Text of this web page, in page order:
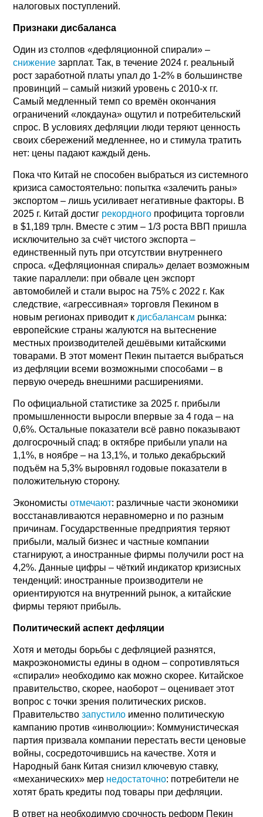
налоговых поступлений.
Признаки дисбаланса
Один из столпов «дефляционной спирали» –
снижение зарплат. Так, в течение 2024 г. реальный
рост заработной платы упал до 1-2% в большинстве
провинций – самый низкий уровень с 2010-х гг.
Самый медленный темп со времён окончания
ограничений «локдауна» ощутил и потребительский
спрос. В условиях дефляции люди теряют ценность
своих сбережений медленнее, но и стимула тратить
нет: цены падают каждый день.
Пока что Китай не способен выбраться из системного
кризиса самостоятельно: попытка «залечить раны»
экспортом – лишь усиливает негативные факторы. В
2025 г. Китай достиг рекордного профицита торговли
в $1,189 трлн. Вместе с этим – 1/3 роста ВВП пришла
исключительно за счёт чистого экспорта –
единственный путь при отсутствии внутреннего
спроса. «Дефляционная спираль» делает возможным
такие параллели: при обвале цен экспорт
автомобилей и стали вырос на 75% с 2022 г. Как
следствие, «агрессивная» торговля Пекином в
новым регионах приводит к дисбалансам рынка:
европейские страны жалуются на вытеснение
местных производителей дешёвыми китайскими
товарами. В этот момент Пекин пытается выбраться
из дефляции всеми возможными способами – в
первую очередь внешними расширениями.
По официальной статистике за 2025 г. прибыли
промышленности выросли впервые за 4 года – на
0,6%. Остальные показатели всё равно показывают
долгосрочный спад: в октябре прибыли упали на
1,1%, в ноябре – на 13,1%, и только декабрьский
подъём на 5,3% выровнял годовые показатели в
положительную сторону.
Экономистыотмечают: различные части экономики
восстанавливаются неравномерно и по разным
причинам. Государственные предприятия теряют
прибыли, малый бизнес и частные компании
стагнируют, а иностранные фирмы получили рост на
4,2%. Данные цифры – чёткий индикатор кризисных
тенденций: иностранные производители не
ориентируются на внутренний рынок, а китайские
фирмы теряют прибыль.
Политический аспект дефляции
Хотя и методы борьбы с дефляцией разнятся,
макроэкономисты едины в одном – сопротивляться
«спирали» необходимо как можно скорее. Китайское
правительство, скорее, наоборот – оценивает этот
вопрос с точки зрения политических рисков.
Правительствозапустило именно политическую
кампанию против «инволюции»: Коммунистическая
партия призвала компании перестать вести ценовые
войны, сосредоточившись на качестве. Хотя и
Народный банк Китая снизил ключевую ставку,
«механических» мер недостаточно: потребители не
хотят брать кредиты под товары при дефляции.
В ответ на необходимую срочность реформ Пекин